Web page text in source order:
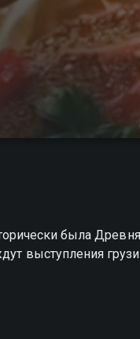
была
выступления